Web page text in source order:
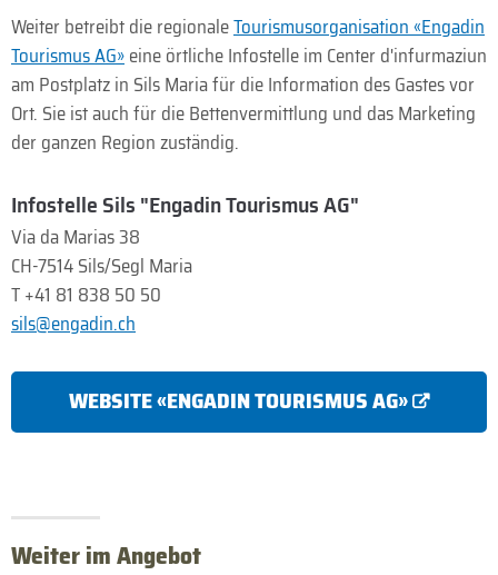
Weiter betreibt die regionaleTourismusorganisation «Engadin
Tourismus AG»eine örtliche Infostelle im Center d'infurmaziun
am Postplatz in Sils Maria für die Information des Gastes vor
Ort. Sie ist auch für die Bettenvermittlung und das Marketing
der ganzen Region zuständig.
Infostelle Sils "Engadin Tourismus AG"
Via da Marias 38
CH-7514 Sils/Segl Maria
T +41 81 838 50 50
sils@engadin.ch
WEBSITE «ENGADIN TOURISMUS AG»
Weiter im Angebot